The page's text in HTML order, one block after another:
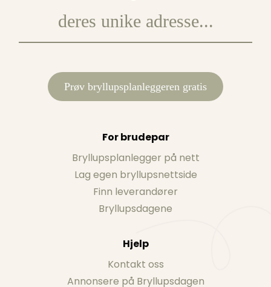
Prøv bryllupsplanleggeren gratis
For brudepar
Bryllupsplanlegger på nett
Lag egen bryllupsnettside
Finn leverandører
Bryllupsdagene
Hjelp
Kontakt oss
Annonsere på Bryllupsdagen